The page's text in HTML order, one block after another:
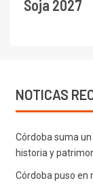
Soja 2027
NOTICAS
Córdoba suma
historia y
Córdoba puso en